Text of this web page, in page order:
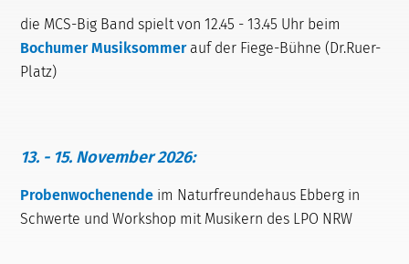
die MCS-Big Band spielt von 12.45 - 13.45 Uhr beim
Bochumer Musiksommerauf der Fiege-Bühne (Dr.Ruer-
Platz)
13. - 15. November 2026:
Probenwochenende im Naturfreundehaus Ebberg in
Schwerte und Workshop mit Musikern des LPO NRW